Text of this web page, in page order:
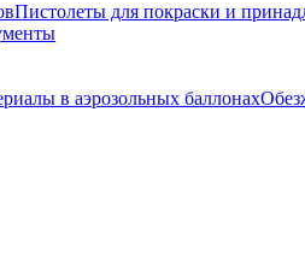
Пистолеты для покраски и
в аэрозольных баллонах